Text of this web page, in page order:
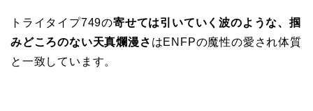
トライタイプ749の寄せては引いていく波のような、掴
みどころのない天真爛漫さ はENFPの魔性の愛され体質
と一致しています。